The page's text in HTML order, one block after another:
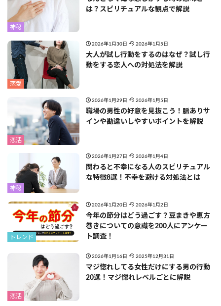
神秘
は？スピリチュアルな観点で解説
恋愛
2026年1月30日 2026年1月5日
大人が試し行動をするのはなぜ？試し行
動をする恋人への対処法を解説
恋活
2026年1月29日 2026年1月5日
職場の男性の好意を見抜こう！脈ありサ
インや勘違いしやすいポイントを解説
神秘
2026年1月27日 2026年1月4日
関わると不幸になる人のスピリチュアル
な特徴8選！不幸を避ける対処法とは
トレンド
2026年1月20日 2026年1月2日
今年の節分はどう過ごす？豆まきや恵方
巻きについての意識を200人にアンケー
ト調査！
恋活
2026年1月16日 2025年12月31日
マジ惚れしてる女性だけにする男の行動
20選！マジ惚れレベルごとに解説